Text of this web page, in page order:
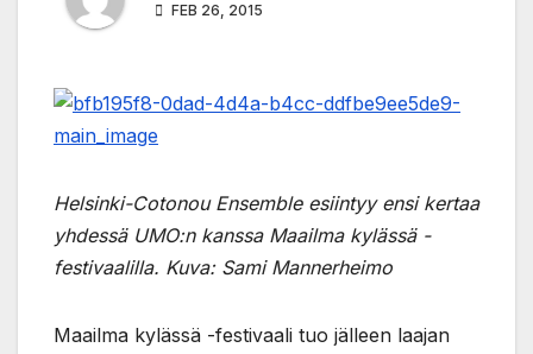
FEB 26, 2015
Helsinki-Cotonou Ensemble esiintyy ensi kertaa
yhdessä UMO:n kanssa Maailma kylässä -
festivaalilla. Kuva: Sami Mannerheimo
Maailma kylässä -festivaali tuo jälleen laajan